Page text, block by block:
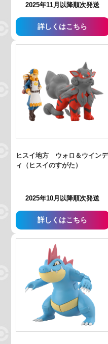
2025年11月以降順次発送
詳しくはこちら
ヒスイ地方 ウォロ＆ウインデ
ィ（ヒスイのすがた）
2025年10月以降順次発送
詳しくはこちら